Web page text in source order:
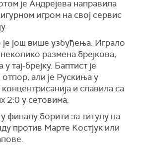
је Андрејева направила
игром на свој сервис
још више узбуђења. Играло
размена брејкова,
тај-брејку. Баптист је
али је Рускиња у
и славила са
2:0 у сетовима.
финалу борити за титулу на
против Марте Костјук или